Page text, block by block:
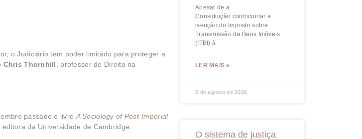
o Judiciário tem poder limitado para proteger a
Chris Thornhill, professor de Direito na
passado o livroA Sociology of Post-Imperial
editora da Universidade de Cambridge.
Apesar de a
Constituição condicionar a
isenção do Imposto sobre
Transmissão de Bens Imóveis
(ITBI) à
LER MAIS »
6 de agosto de 2026
O sistema de justiça